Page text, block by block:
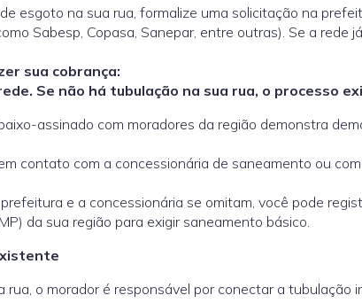
esgoto na sua rua, formalize uma solicitação na
Sabesp, Copasa, Sanepar, entre outras). Se a rede
sua cobrança:
Se não há tubulação na sua rua, o processo
assinado com moradores da região demonstra
contato com a concessionária de saneamento ou
e a concessionária se omitam, você pode
da sua região para exigir saneamento básico.
rua, o morador é responsável por conectar a tubulação